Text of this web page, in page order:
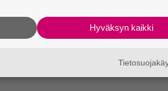
Hyväksyn kaikki